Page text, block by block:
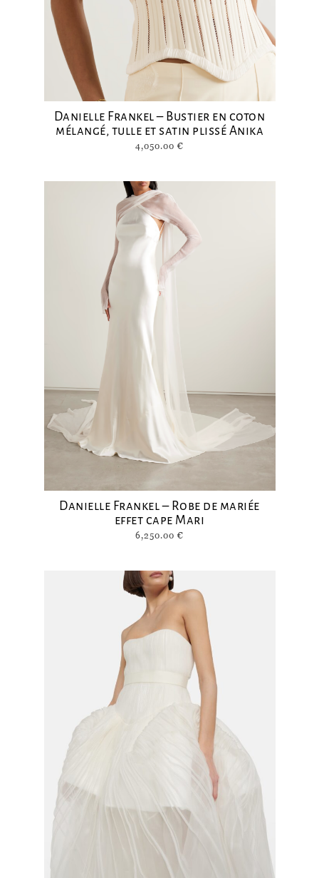
Danielle Frankel – Bustier en coton
mélangé, tulle et satin plissé Anika
4,050.00 €
Danielle Frankel – Robe de mariée
effet cape Mari
6,250.00 €